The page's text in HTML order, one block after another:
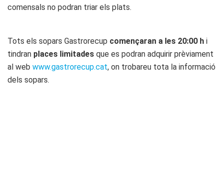
comensals no podran triar els plats.
Tots els sopars Gastrorecup començaran a les 20:00 h i
tindran places limitades que es podran adquirir prèviament
al web www.gastrorecup.cat, on trobareu tota la informació
dels sopars.